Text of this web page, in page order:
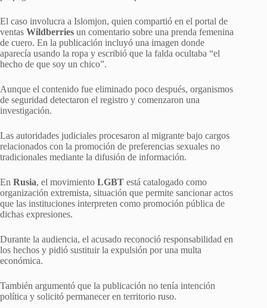
El caso involucra a Islomjon, quien compartió en el portal de
ventas Wildberries un comentario sobre una prenda femenina
de cuero. En la publicación incluyó una imagen donde
aparecía usando la ropa y escribió que la falda ocultaba “el
hecho de que soy un chico”.
Aunque el contenido fue eliminado poco después, organismos
de seguridad detectaron el registro y comenzaron una
investigación.
Las autoridades judiciales procesaron al migrante bajo cargos
relacionados con la promoción de preferencias sexuales no
tradicionales mediante la difusión de información.
En Rusia, el movimiento LGBT está catalogado como
organización extremista, situación que permite sancionar actos
que las instituciones interpreten como promoción pública de
dichas expresiones.
Durante la audiencia, el acusado reconoció responsabilidad en
los hechos y pidió sustituir la expulsión por una multa
económica.
También argumentó que la publicación no tenía intención
política y solicitó permanecer en territorio ruso.